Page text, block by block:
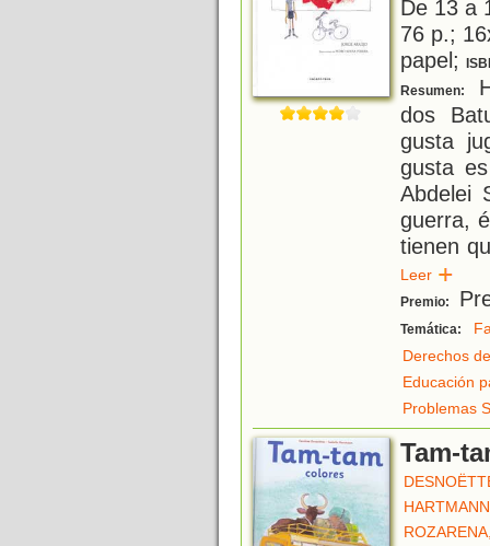
De 13 a
76 p.;
papel;
Resumen:
dos
gusta
gusta
Abdelei
guerra,
tienen
Leer
Premio:
Temática:
Derechos
Educación
Problemas
Tam-